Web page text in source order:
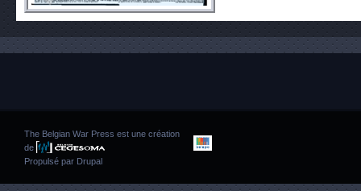
The Belgian War Press est une création
de
Propulsé par Drupal